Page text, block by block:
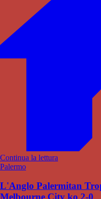
Continua la lettura
Palermo
L'Anglo Palermitan